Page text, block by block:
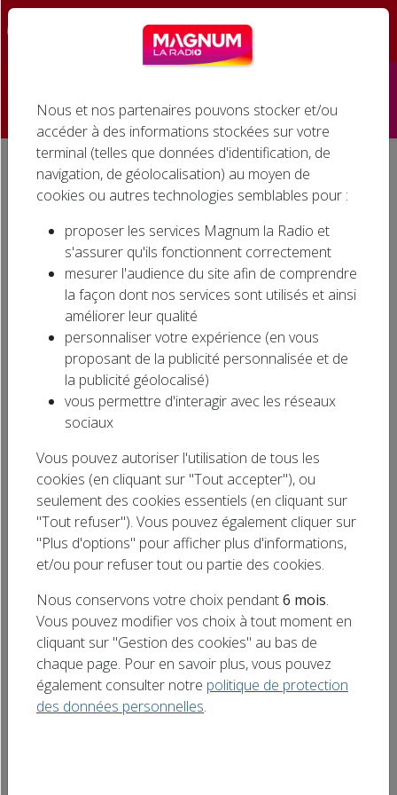
Accueil
Émissions
Infos
Agenda
Jeux
Cinéma
Rechercher
Nous et nos partenaires pouvons stocker et/ou
accéder à des informations stockées sur votre
terminal (telles que données d'identification, de
navigation, de géolocalisation) au moyen de
cookies ou autres technologies semblables pour :
proposer les services Magnum la Radio et
s'assurer qu'ils fonctionnent correctement
mesurer l'audience du site afin de comprendre
la façon dont nos services sont utilisés et ainsi
améliorer leur qualité
personnaliser votre expérience (en vous
proposant de la publicité personnalisée et de
la publicité géolocalisé)
vous permettre d'interagir avec les réseaux
sociaux
Vous pouvez autoriser l'utilisation de tous les
cookies (en cliquant sur "Tout accepter"), ou
seulement des cookies essentiels (en cliquant sur
"Tout refuser"). Vous pouvez également cliquer sur
"Plus d'options" pour afficher plus d'informations,
et/ou pour refuser tout ou partie des cookies.
Nous conservons votre choix pendant6 mois.
Vous pouvez modifier vos choix à tout moment en
cliquant sur "Gestion des cookies" au bas de
chaque page. Pour en savoir plus, vous pouvez
également consulter notre politique de protection
des données personnelles.
Accueil Agenda associatif GUINGUETTE DU BONHEUR à VITTEL
GUINGUETTE DU BONHEUR
à VITTEL
Comme l’année dernière la GUINGUETTE DU
vous le samedi 18 juillet sous la galerie
Thermale de Vittel. Animation avec l’orchestre
DIMENSION, concert, bal, stand de
restauration, bar, espace détente. Ambiance
assurée et entrée gratuite.